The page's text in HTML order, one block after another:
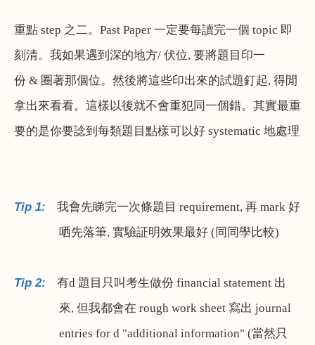
重點 step 之二。 Past Paper 一定要每讀完一個 topic 即
刻清。我如果遇到深的地方/ 伏位, 要將題目印一
份 & 圈著那個位。然後將這些印出來的試題釘起, 得閒
拿出來看看。這樣以後就不會重犯同一個錯。其實最重
要的是你要諗到每類題目點樣可以好 systematic 地處理
Tip 1: 我會先睇完一次條題目 requirement, 再 mark 好
哂先落筆, 實驗証明效果最好(同同學比較)
Tip 2: 有d 題目只叫考生做份 financial statement 出
來, 但我都會在 rough work sheet 寫出 journal
entries for d "additional information" (當然只